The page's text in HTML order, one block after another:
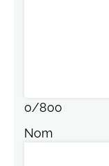
0/800
Nom